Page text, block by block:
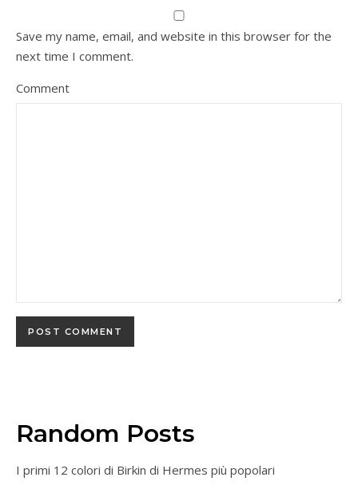
Save my name, email, and website in this browser for the
next time I comment.
Comment
Random Posts
I primi 12 colori di Birkin di Hermes più popolari